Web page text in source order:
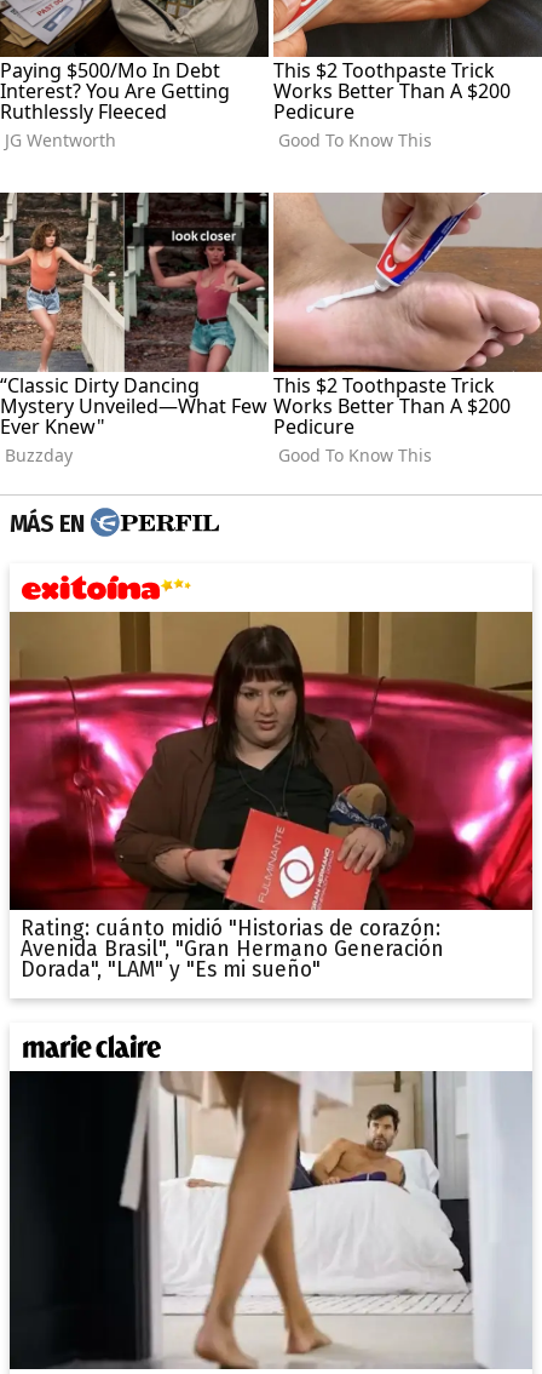
MÁS EN
Rating: cuánto midió "Historias de corazón:
Avenida Brasil", "Gran Hermano Generación
Dorada", "LAM" y "Es mi sueño"